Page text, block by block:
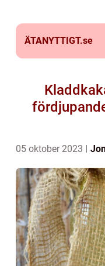
ÄTANYTTIGT.se
05 oktober 2023